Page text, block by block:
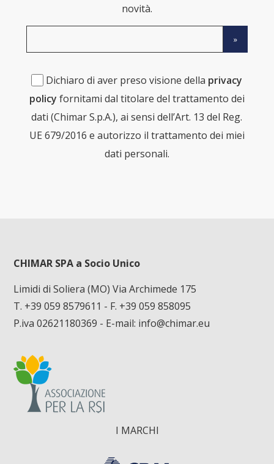
novità.
Dichiaro di aver preso visione della privacy
policy fornitami dal titolare del trattamento dei
dati (Chimar S.p.A.), ai sensi dell’Art. 13 del Reg.
UE 679/2016 e autorizzo il trattamento dei miei
dati personali.
CHIMAR SPA a Socio Unico
Limidi di Soliera (MO) Via Archimede 175
T. +39 059 8579611 - F. +39 059 858095
P.iva 02621180369 - E-mail: info@chimar.eu
I MARCHI